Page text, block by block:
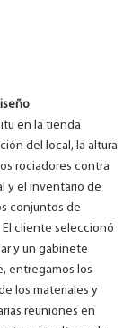
en la tienda
del local, la altura
rociadores contra
y el inventario de
conjuntos de
cliente seleccionó
y un gabinete
entregamos los
los materiales y
reuniones en